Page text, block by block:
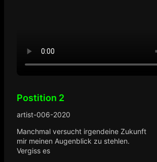
Postition 2
artist-006-2020
Manchmal versucht irgendeine Zukunft
mir meinen Augenblick zu stehlen.
Vergiss es